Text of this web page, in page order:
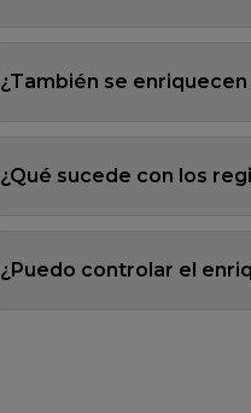
¿También se
¿Qué sucede con los
¿Puedo controlar el